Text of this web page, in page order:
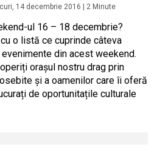
14 decembrie 2016 2 Minute
ul 16 – 18 decembrie?
o listă ce cuprinde câteva
din acest weekend.
orașul nostru drag prin
și a oamenilor care îi oferă
de oportunitațile culturale